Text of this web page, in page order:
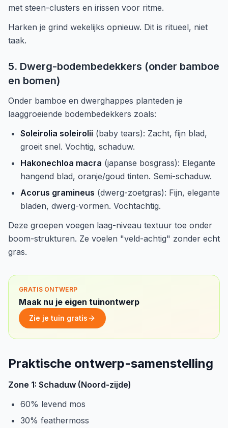
met steen-clusters en irissen voor ritme.
Harken je grind wekelijks opnieuw. Dit is ritueel, niet
taak.
5. Dwerg-bodembedekkers (onder bamboe
en bomen)
Onder bamboe en dwerghappes planteden je
laaggroeiende bodembedekkers zoals:
Soleirolia soleirolii (baby tears): Zacht, fijn blad,
groeit snel. Vochtig, schaduw.
Hakonechloa macra (japanse bosgrass): Elegante
hangend blad, oranje/goud tinten. Semi-schaduw.
Acorus gramineus (dwerg-zoetgras): Fijn, elegante
bladen, dwerg-vormen. Vochtachtig.
Deze groepen voegen laag-niveau textuur toe onder
boom-strukturen. Ze voelen "veld-achtig" zonder echt
gras.
GRATIS ONTWERP
Maak nu je eigen tuinontwerp
Zie je tuin gratis
Praktische ontwerp-samenstelling
Zone 1: Schaduw (Noord-zijde)
60% levend mos
30% feathermoss